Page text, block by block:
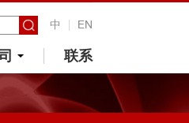
中 EN
联系